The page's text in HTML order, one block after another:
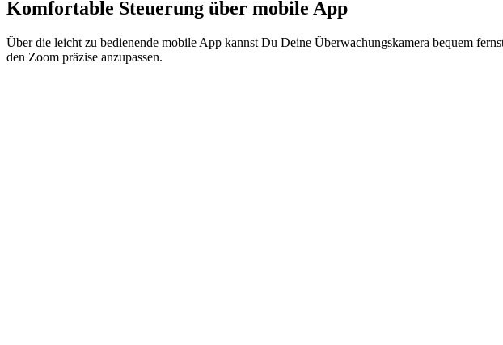
Komfortable Steuerung über mobile App
Über die leicht zu bedienende mobile App kannst Du Deine Überwachungskamera bequem
den Zoom präzise anzupassen.